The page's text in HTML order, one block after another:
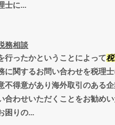
士に...
務相談
行ったかということによって
に関するお問い合わせを税理士
不得意があり海外取引のある
合わせいただくことをお勧め
困りの...